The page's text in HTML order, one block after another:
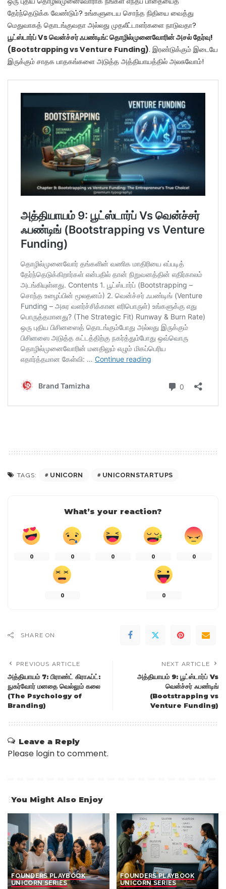
தேர்ந்தெடுக்க வேண்டும்? உங்களுடைய சொந்த நிதியை வைத்து
மெதுவாகத் தொடங்குவதா அல்லது முதலீட்டாளர்களை நாடுவதா?
பூட்ஸ்டார்ப் Vs வென்ச்சர் ஃபண்டிங்: தொழில்முனைவோரின் அசல் தேர்வு!
(Bootstrapping vs Venture Funding). இரண்டுக்கும் இடையே
இருக்கும் சாதக பாதகங்களை அடுத்த அத்தியாயத்தில் அலசுவோம்!
TAGS: UNICORN UNICORNSTARTUPS
What’s your reaction?
0 0 0 0 0
0 0
SHARE ON
PREVIOUS ARTICLE
அத்தியாயம் 7: பிராண்ட் கிராஃப்ட்:
நுகர்வோர் மனதை வெல்லும் கலை
(The Psychology of
Branding)
NEXT ARTICLE
அத்தியாயம் 9: பூட்ஸ்டார்ப் Vs
வென்ச்சர் ஃபண்டிங்
(Bootstrapping vs
Venture Funding)
Leave a Reply
Please login to comment.
You Might Also Enjoy
FOUNDERS PLAYBOOK
UNICORN SERIES
FOUNDERS PLAYBOOK
UNICORN SERIES